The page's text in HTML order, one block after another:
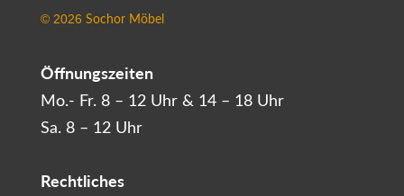
© 2026 Sochor Möbel
Öffnungszeiten
Mo.- Fr. 8 – 12 Uhr & 14 – 18 Uhr
Sa. 8 – 12 Uhr
Rechtliches